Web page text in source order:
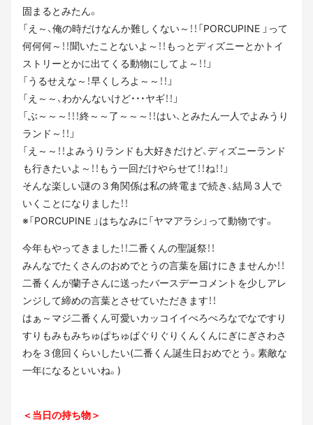
固まるとみたん。
「え～、俺の時だけなんか難しくない～！！「PORCUPINE 」って
何何何～！！聞いたことないよ～！！もっとディズニーとかトイ
ストリーとかに出てくる動物にしてよ～！！」
「うるせえな～！早くしろよ～～！！」
「え～～、わかんないけど・・・ヤギ！！」
「ぶ～～～！！！終～～了～～～！！はい、とみたん一人でよみうり
ランド～！！」
「え～～！！よみうりランドも大好きだけど、ディズニーランド
も行きたいよ～！！もう一回だけやらせて！！ね！！」
そんな楽しい謎の３角関係は私の終電まで続き、結局３人で
いくことになりました！！
※「PORCUPINE 」はちなみに「ヤマアラシ」って動物です。
今年もやってきました！！二番くんの聖誕祭！！
みんなでたくさんのおめでとうの言葉を届けにきませんか！！
二番くんが蘭子さんに送ったバースデーコメントを少しアレ
ンジして締めの言葉とさせていただきます！！
はぁ～マジ二番くん可愛いカッコイイぺろぺろなでなですり
すりもみもみちゅぱちゅぱぐりぐりくんくんにぎにぎさわさ
わを３億回くらいしたい(二番くん誕生日おめでとう。素敵な
一年になるといいね。)
＜当日の持ち物＞